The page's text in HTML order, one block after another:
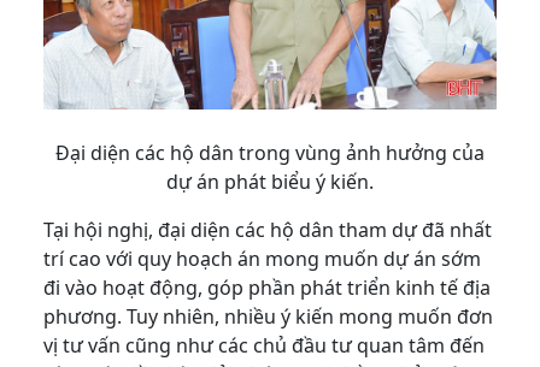
Đại diện các hộ dân trong vùng ảnh hưởng của
dự án phát biểu ý kiến.
Tại hội nghị, đại diện các hộ dân tham dự đã nhất
trí cao với quy hoạch án mong muốn dự án sớm
đi vào hoạt động, góp phần phát triển kinh tế địa
phương. Tuy nhiên, nhiều ý kiến mong muốn đơn
vị tư vấn cũng như các chủ đầu tư quan tâm đến